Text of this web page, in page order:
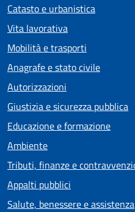
Catasto e urbanistica
Vita lavorativa
Mobilità e trasporti
Anagrafe e stato civile
Autorizzazioni
Giustizia e sicurezza pubblica
Educazione e formazione
Ambiente
Tributi, finanze e
Appalti pubblici
Salute, benessere e assistenza